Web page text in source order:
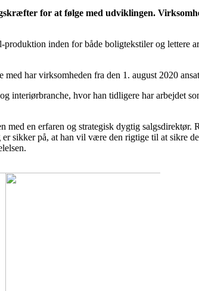
for at følge med udviklingen.
inden for både boligtekstiler og lettere
har virksomheden fra den 1. august 2020
interiørbranche, hvor han tidligere har arbejdet
en erfaren og strategisk dygtig salgsdirektør.
sikker på, at han vil være den rigtige til at sikre